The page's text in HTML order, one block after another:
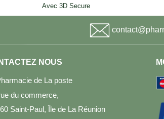
Avec 3D Secure
NOUS
de La poste
du commerce,
Saint-Paul, Île de La Réunion